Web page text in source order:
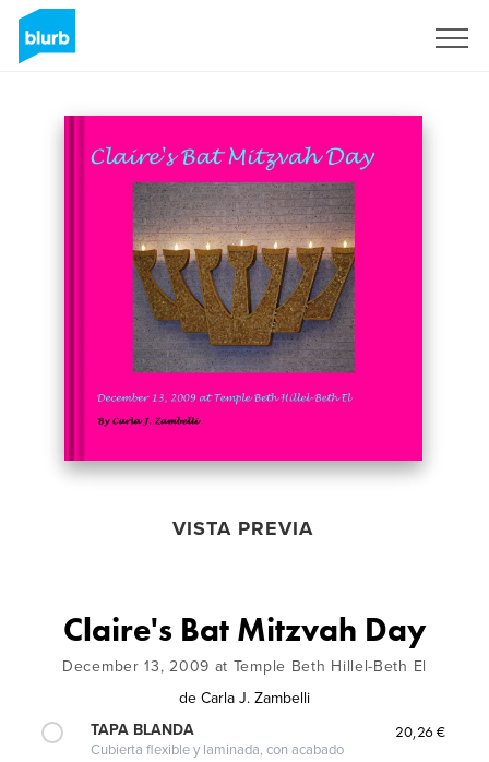
VISTA PREVIA
Claire's Bat Mitzvah Day
December 13, 2009 at Temple Beth Hillel-Beth El
de Carla J. Zambelli
TAPA BLANDA
Cubierta flexible y laminada, con acabado
20,26 €